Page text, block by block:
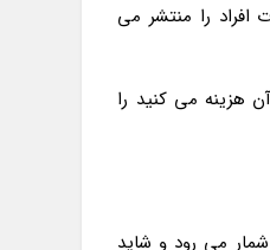
افراد را منتشر می
هزینه می کنید را
شمار می رود و شاید